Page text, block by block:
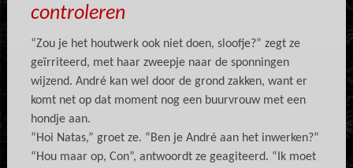
controleren
“Zou je het houtwerk ook niet doen, sloofje?” zegt ze
geïrriteerd, met haar zweepje naar de sponningen
wijzend. André kan wel door de grond zakken, want er
komt net op dat moment nog een buurvrouw met een
hondje aan.
“Hoi Natas,” groet ze. “Ben je André aan het inwerken?”
“Hou maar op, Con”, antwoordt ze geagiteerd. “Ik moet